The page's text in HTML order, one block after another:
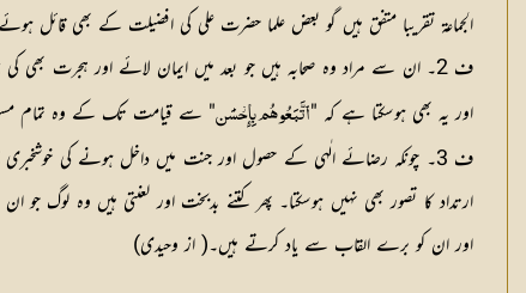
الجماعۃ تقریبا متفق ہیں گو بعض علما حضرت علی کی افضیلت کے بھی
ف 2۔ ان سے مراد وہ صحابہ ہیں جو بعد میں ایمان لائے اور ہجرت بھی کی جیسا کہ سورۃ انفال آیت 75 میں مہاجرین اور انصار کا تذکرہ کرنے کے بعد فرمایا :
اور یہ بھی ہوسکتا ہے کہ "ٱتَّبَعُوهُم بِإِحۡسَٰن" سے قیامت تک کے وہ تمام
ف 3۔ چونکہ رضائے الٰہی کے حصول اور جنت میں داخل ہونے کی
ارتداد کا تصور بھی نہیں ہوسکتا۔ پھر کتنے بدبخت اور لعنتی ہیں وہ
اور ان کو برے القاب سے یاد کرتے ہیں۔( از وحیدی)